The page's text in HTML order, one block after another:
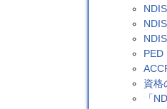
PED
資格
「